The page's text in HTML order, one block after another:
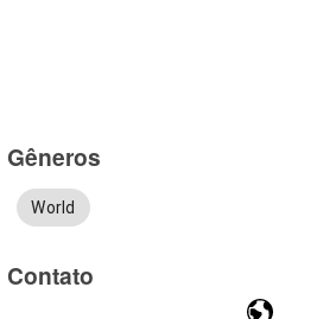
Gêneros
World
Contato